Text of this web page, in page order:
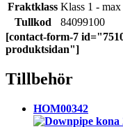
Fraktklass Klass 1 -
Tullkod
84099100
[contact-form-7
produktsidan"]
Tillbehör
HOM00342